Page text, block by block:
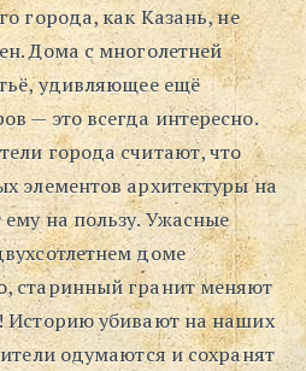
города, как Казань, не
Дома с многолетней
удивляющее ещё
— это всегда интересно.
города считают, что
элементов архитектуры на
на пользу. Ужасные
доме
старинный гранит меняют
Историю убивают на наших
одумаются и сохранят